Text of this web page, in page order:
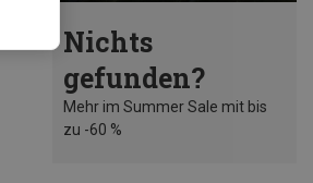
Nichts
gefunden?
Mehr im Summer Sale mit bis
zu -60 %